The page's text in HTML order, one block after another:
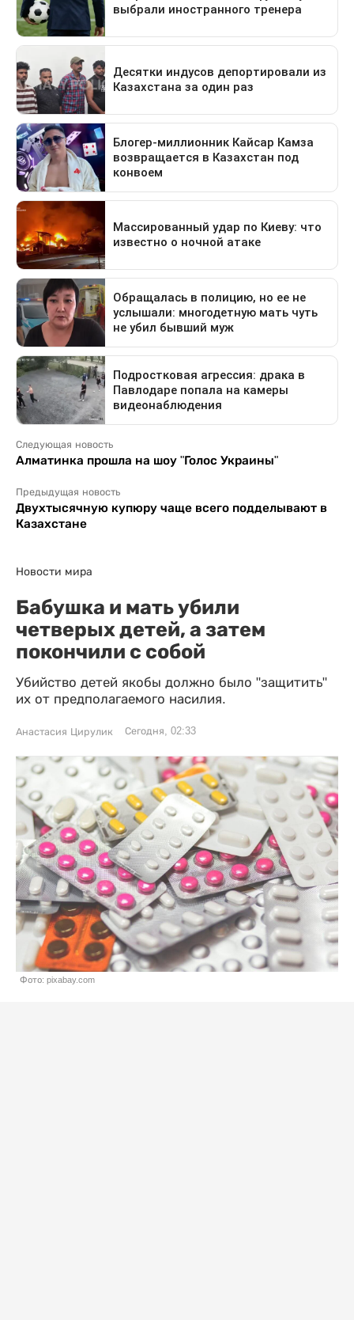
Следующая новость
Алматинка прошла на шоу "Голос Украины"
Предыдущая новость
Двухтысячную купюру чаще всего подделывают в
Казахстане
Новости мира
Бабушка и мать убили
четверых детей, а затем
покончили с собой
Убийство детей якобы должно было "защитить"
их от предполагаемого насилия.
Анастасия Цирулик Сегодня, 02:33
Фото: pixabay.com